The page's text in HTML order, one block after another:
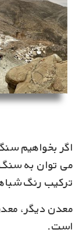
اگر بخواهیم
می توان به سنگ
ترکیب رنگ
معدن دیگر،
است.